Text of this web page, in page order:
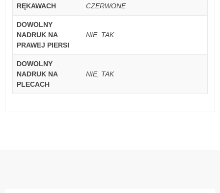
RĘKAWACH
CZERWONE
DOWOLNY
NADRUK NA
PRAWEJ PIERSI
NIE, TAK
DOWOLNY
NADRUK NA
PLECACH
NIE, TAK